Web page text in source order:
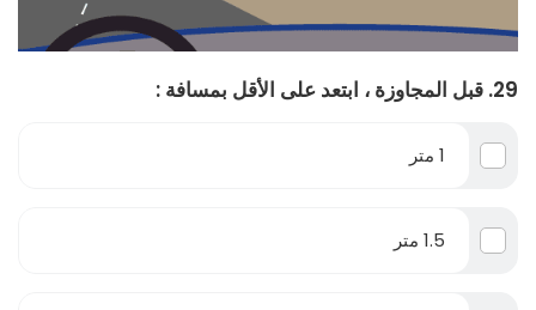
29. قبل المجاوزة ، ابتعد على الأقل بمسافة :
1 متر
1.5 متر